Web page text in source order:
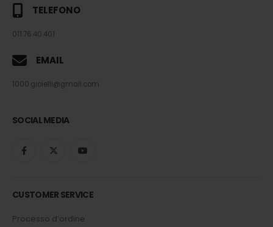
TELEFONO
011.76.40.401
EMAIL
1000.gioielli@gmail.com
SOCIAL MEDIA
CUSTOMER SERVICE
Processo d’ordine